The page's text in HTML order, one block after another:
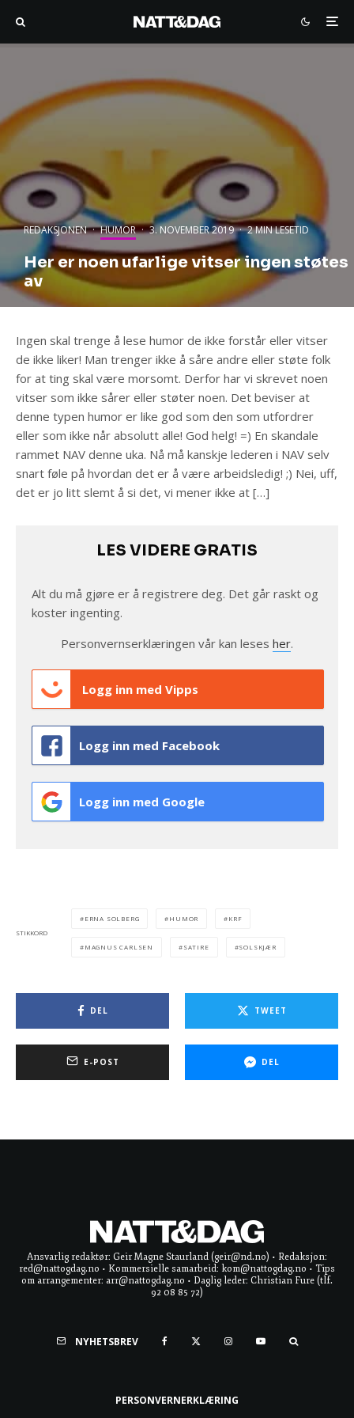
REDAKSJONEN · HUMOR · 3. NOVEMBER 2019 · 2 MIN LESETID
Her er noen ufarlige vitser ingen støtes
av
Ingen skal trenge å lese humor de ikke forstår eller vitser
de ikke liker! Man trenger ikke å såre andre eller støte folk
for at ting skal være morsomt. Derfor har vi skrevet noen
vitser som ikke sårer eller støter noen. Det beviser at
denne typen humor er like god som den som utfordrer
eller som ikke når absolutt alle! God helg! =) En skandale
rammet NAV denne uka. Nå må kanskje lederen i NAV selv
snart føle på hvordan det er å være arbeidsledig! ;) Nei, uff,
det er jo litt slemt å si det, vi mener ikke at […]
LES VIDERE GRATIS
Alt du må gjøre er å registrere deg. Det går raskt og
koster ingenting.
Personvernserklæringen vår kan leses her.
Logg inn med Vipps
Logg inn med Facebook
Logg inn med Google
STIKKORD
ERNA SOLBERG HUMOR KRF
MAGNUS CARLSEN SATIRE SOLSKJÆR
DEL TWEET
E-POST DEL
Ansvarlig redaktør: Geir Magne Staurland (geir@nd.no) • Redaksjon:
red@nattogdag.no • Kommersielle samarbeid: kom@nattogdag.no • Tips
om arrangementer: arr@nattogdag.no • Daglig leder: Christian Fure (tlf.
92 08 85 72)
NYHETSBREV
PERSONVERNERKLÆRING